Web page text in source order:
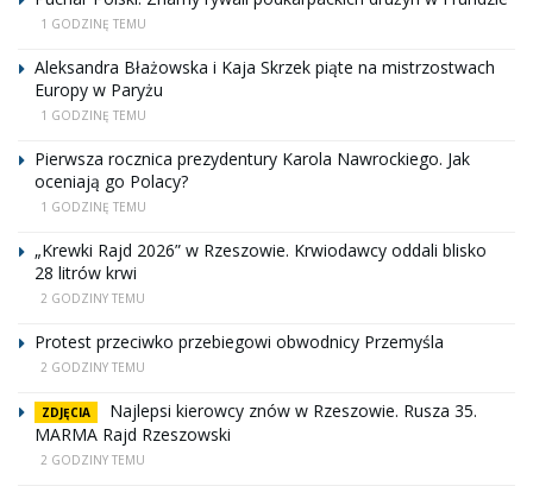
1 GODZINĘ TEMU
Aleksandra Błażowska i Kaja Skrzek piąte na mistrzostwach
Europy w Paryżu
1 GODZINĘ TEMU
Pierwsza rocznica prezydentury Karola Nawrockiego. Jak
oceniają go Polacy?
1 GODZINĘ TEMU
„Krewki Rajd 2026” w Rzeszowie. Krwiodawcy oddali blisko
28 litrów krwi
2 GODZINY TEMU
Protest przeciwko przebiegowi obwodnicy Przemyśla
2 GODZINY TEMU
ZDJĘCIA
Najlepsi kierowcy znów w Rzeszowie. Rusza 35.
MARMA Rajd Rzeszowski
2 GODZINY TEMU